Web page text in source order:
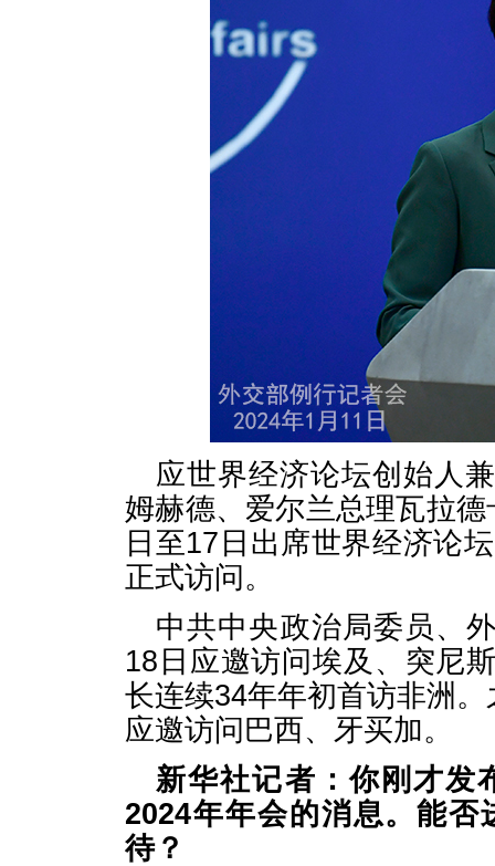
应世界经济论坛创始人
姆赫德、爱尔兰总理瓦拉
日至17日出席世界经济论
正式访问。
中共中央政治局委员、
18日应邀访问埃及、突尼
长连续34年年初首访非洲
应邀访问巴西、牙买加。
新华社记者：你刚才发
2024年年会的消息。能
待？